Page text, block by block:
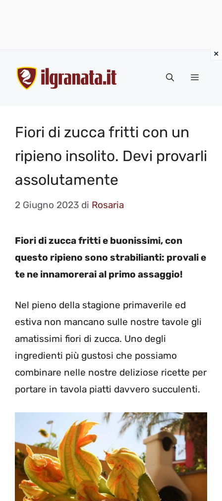
contenuto
Menu
Fiori di zucca fritti con un
ripieno insolito. Devi provarli
assolutamente
2 Giugno 2023 di Rosaria
Fiori di zucca fritti e buonissimi, con
questo ripieno sono strabilianti: provali e
te ne innamorerai al primo assaggio!
Nel pieno della stagione primaverile ed
estiva non mancano sulle nostre tavole gli
amatissimi fiori di zucca. Uno degli
ingredienti più gustosi che possiamo
combinare nelle nostre deliziose ricette per
portare in tavola piatti davvero succulenti.